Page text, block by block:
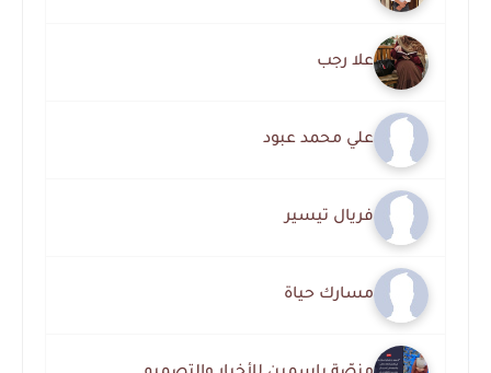
علا رجب
علي محمد عبود
فريال تيسير
مسارك حياة